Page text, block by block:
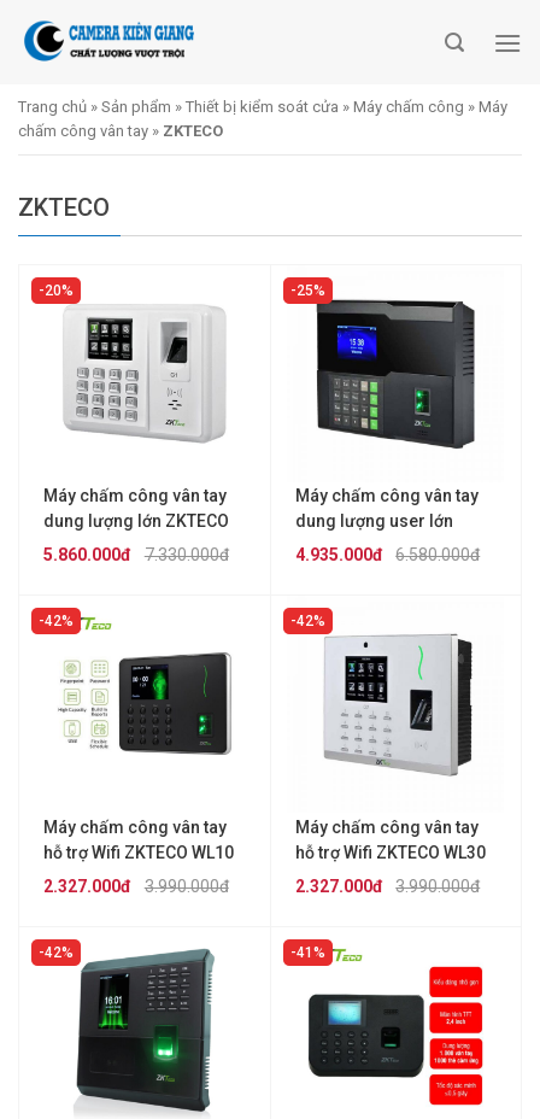
Trang chủ » Sản phẩm » Thiết bị kiểm soát cửa » Máy chấm công » Máy
chấm công vân tay » ZKTECO
ZKTECO
20%
Máy chấm công vân tay
dung lượng lớn ZKTECO
G1
7.330.000đ
5.860.000đ
25%
Máy chấm công vân tay
dung lượng user lớn
ZKTECO IN056.580.000đ
4.935.000đ
42%
Máy chấm công vân tay
hỗ trợ Wifi ZKTECO WL10
3.990.000đ
2.327.000đ
42%
Máy chấm công vân tay
hỗ trợ Wifi ZKTECO WL30
3.990.000đ
2.327.000đ
42% 41%